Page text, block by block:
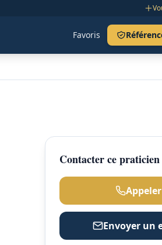
Favoris
Contacter ce praticien
Appeler
Envoyer un